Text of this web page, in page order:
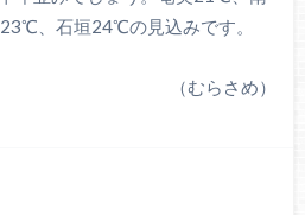
、石垣24℃の見込みです。
（むらさめ）